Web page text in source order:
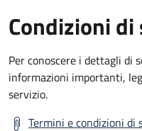
Condizioni
Per conoscere i dettagli di
informazioni importanti,
servizio.
Termini e condizioni di